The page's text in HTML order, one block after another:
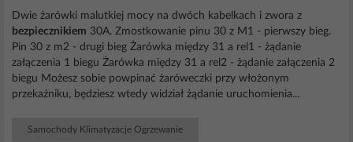
Dwie żarówki malutkiej mocy na dwóch kabelkach i zwora z
bezpiecznikiem 30A. Zmostkowanie pinu 30 z M1 - pierwszy bieg.
Pin 30 z m2 - drugi bieg Żarówka między 31 a rel1 - żądanie
załączenia 1 biegu Żarówka między 31 a rel2 - żądanie załączenia 2
biegu Możesz sobie powpinać żaróweczki przy włożonym
przekaźniku, będziesz wtedy widział żądanie uruchomienia...
Samochody Klimatyzacje Ogrzewanie